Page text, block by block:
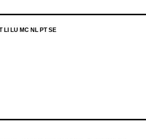
LI LU MC NL PT SE